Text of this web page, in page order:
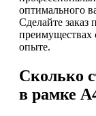
оптимального
Сделайте заказ
преимуществах
опыте.
Сколько
в рамке